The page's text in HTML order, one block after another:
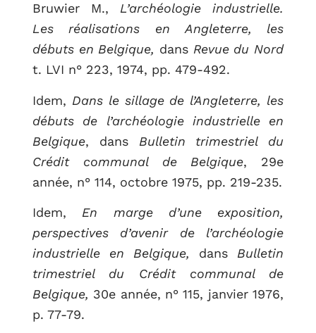
Bruwier M., L’archéologie industrielle.
Les réalisations en Angleterre, les
débuts en Belgique, dans Revue du Nord
t. LVI n° 223, 1974, pp. 479-492.
Idem, Dans le sillage de l’Angleterre, les
débuts de l’archéologie industrielle en
Belgique, dans Bulletin trimestriel du
Crédit communal de Belgique, 29e
année, n° 114, octobre 1975, pp. 219-235.
Idem, En marge d’une exposition,
perspectives d’avenir de l’archéologie
industrielle en Belgique, dans Bulletin
trimestriel du Crédit communal de
Belgique, 30e année, n° 115, janvier 1976,
p. 77-79.